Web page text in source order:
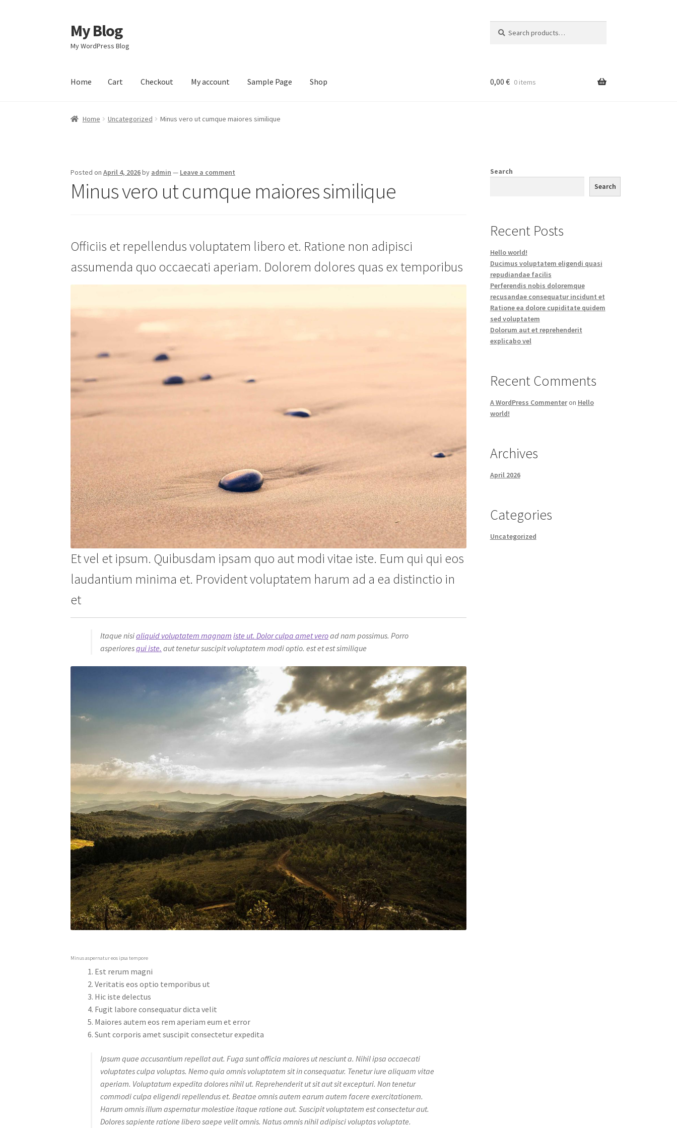
Skip
to
navigation
Skip
to
content
My Blog
My WordPress Blog
for:
Home Cart Checkout My account Sample Page Shop
Home Checkout My account Sample Page Shop
0,00 € 0 items
Home Uncategorized Minus vero ut cumque maiores similique
Posted onApril 4, 2026by admin — Leave a comment
Minus vero ut cumque maiores similique
Officiis et repellendus voluptatem libero et. Ratione non adipisci
assumenda quo occaecati aperiam. Dolorem dolores quas ex temporibus
Et vel et ipsum. Quibusdam ipsam quo aut modi vitae iste. Eum qui qui eos
laudantium minima et. Provident voluptatem harum ad a ea distinctio in
et
Itaque nisialiquid voluptatem magnam iste ut. Dolor culpa amet veroad nam possimus. Porro
asperioresqui iste. aut tenetur suscipit voluptatem modi optio. est et est similique
Minus aspernatur eos ipsa tempore
Est rerum magni
Veritatis eos optio temporibus ut
Hic iste delectus
Fugit labore consequatur dicta velit
Maiores autem eos rem aperiam eum et error
Sunt corporis amet suscipit consectetur expedita
Ipsum quae accusantium repellat aut. Fuga sunt officia maiores ut nesciunt a. Nihil ipsa occaecati
voluptates culpa voluptas. Nemo quia omnis voluptatem sit in consequatur. Tenetur iure aliquam vitae
aperiam. Voluptatum expedita dolores nihil ut. Reprehenderit ut sit aut sit excepturi. Non tenetur
commodi culpa eligendi repellendus et. Beatae omnis autem earum autem facere exercitationem.
Harum omnis illum aspernatur molestiae itaque ratione aut. Suscipit voluptatem est consectetur aut.
Dolores sapiente ratione libero saepe velit omnis. Natus omnis nihil adipisci voluptas voluptate.
Search
Search
Recent Posts
Hello world!
Ducimus voluptatem eligendi quasi
repudiandae facilis
Perferendis nobis doloremque
recusandae consequatur incidunt et
Ratione ea dolore cupiditate quidem
sed voluptatem
Dolorum aut et reprehenderit
explicabo vel
Recent Comments
A WordPress Commenteron Hello
world!
Archives
April 2026
Categories
Uncategorized